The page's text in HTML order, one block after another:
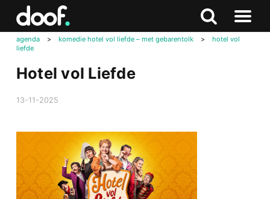
Zoeken
Naar
menu
agenda > komedie hotel vol liefde – met gebarentolk >
hotel vol
liefde
Hotel vol Liefde
13-11-2025
Doof.nl
Zoeken
naar